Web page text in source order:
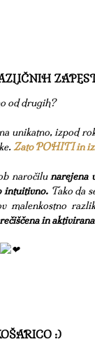
od drugih?
unikatno, izpod
Zato POHITI in
naročilunarejena
intuitivno.Tako da
malenkostno
in
:)